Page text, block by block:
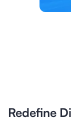
Redefine